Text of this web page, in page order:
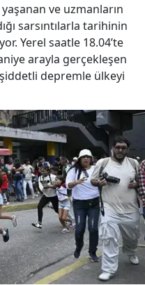
ve uzmanların
sarsıntılarla tarihinin
Yerel saatle 18.04’te
arayla gerçekleşen
depremle ülkeyi